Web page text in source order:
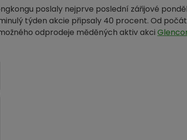
poslaly nejprve poslední zářijové
týden akcie připsaly 40 procent. Od
odprodeje měděných aktiv akci